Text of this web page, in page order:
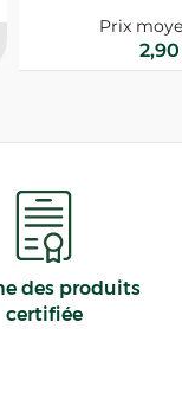
Prix
des produits
certifiée